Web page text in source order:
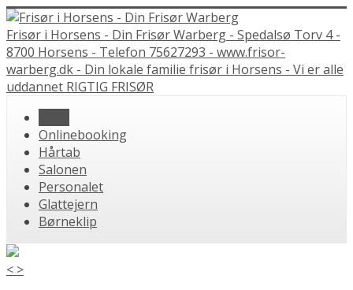
Frisør i Horsens - Din Frisør Warberg - Spedalsø Torv 4 -
8700 Horsens - Telefon 75627293 - www.frisor-
warberg.dk - Din lokale familie frisør i Horsens - Vi er alle
uddannet RIGTIG FRISØR
Onlinebooking
Hårtab
Salonen
Personalet
Glattejern
Børneklip
< >